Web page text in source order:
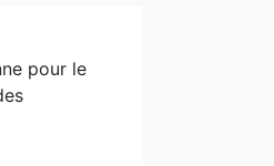
pour le